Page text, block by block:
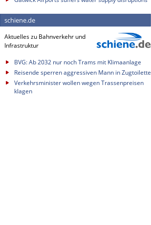
schiene.de
Aktuelles zu Bahnverkehr und
Infrastruktur
BVG: Ab 2032 nur noch Trams mit Klimaanlage
Reisende sperren aggressiven Mann in Zugtoilette
Verkehrsminister wollen wegen Trassenpreisen
klagen